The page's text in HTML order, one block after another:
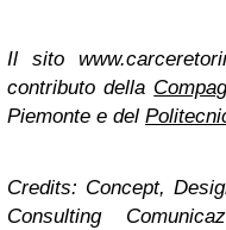
Il sito
contributo della
Piemonte e del
Credits: Concept,
Consulting